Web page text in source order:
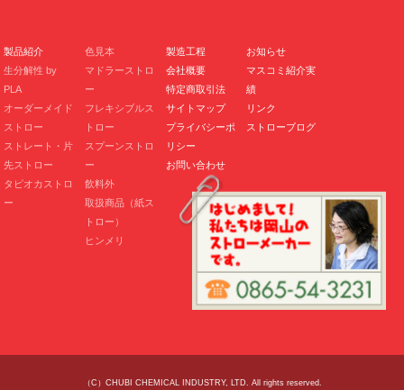
製品紹介
生分解性 by
PLA
オーダーメイド
ストロー
ストレート・片
先ストロー
タピオカストロ
ー
色見本
マドラーストロ
ー
フレキシブルス
トロー
スプーンストロ
ー
飲料外
取扱商品（紙ス
トロー）
ヒンメリ
製造工程
会社概要
特定商取引法
サイトマップ
プライバシーポ
リシー
お問い合わせ
お知らせ
マスコミ紹介実
績
リンク
ストローブログ
（C）CHUBI CHEMICAL INDUSTRY, LTD. All rights reserved.